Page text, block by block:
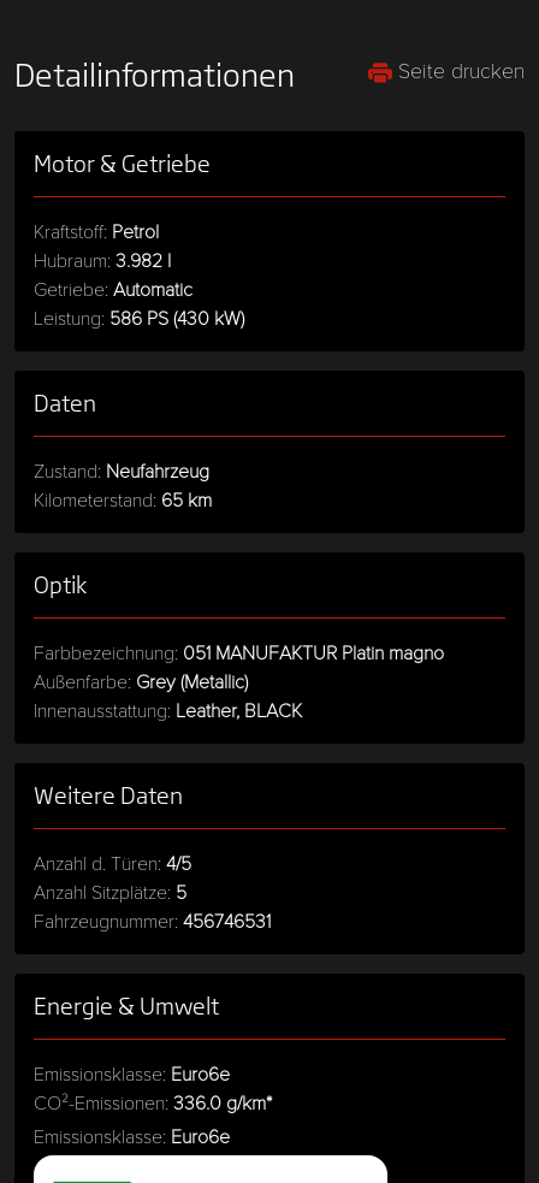
Detailinformationen Seite drucken
Motor & Getriebe
Kraftstoff: Petrol
Hubraum: 3.982 l
Getriebe: Automatic
Leistung: 586 PS (430 kW)
Daten
Zustand: Neufahrzeug
Kilometerstand: 65 km
Optik
Farbbezeichnung: 051 MANUFAKTUR Platin magno
Außenfarbe: Grey (Metallic)
Innenausstattung: Leather, BLACK
Weitere Daten
Anzahl d. Türen: 4/5
Anzahl Sitzplätze: 5
Fahrzeugnummer: 456746531
Energie & Umwelt
Emissionsklasse: Euro6e
CO²-Emissionen: 336.0 g/km*
Emissionsklasse: Euro6e